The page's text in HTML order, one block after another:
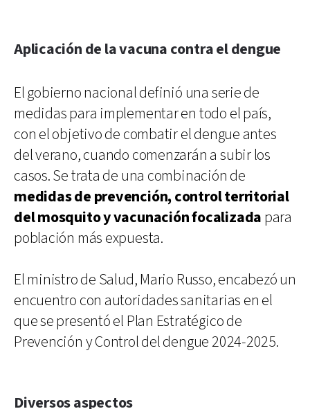
Aplicación de la vacuna contra el dengue
El gobierno nacional definió una serie de
medidas para implementar en todo el país,
con el objetivo de combatir el dengue antes
del verano, cuando comenzarán a subir los
casos. Se trata de una combinación de
medidas de prevención, control territorial
del mosquito y vacunación focalizada para
población más expuesta.
El ministro de Salud, Mario Russo, encabezó un
encuentro con autoridades sanitarias en el
que se presentó el Plan Estratégico de
Prevención y Control del dengue 2024-2025.
Diversos aspectos